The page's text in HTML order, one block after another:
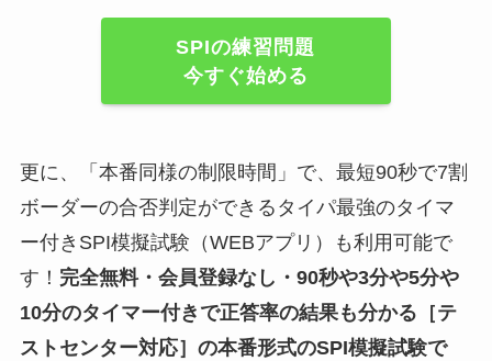
SPIの練習問題
今すぐ始める
更に、「本番同様の制限時間」で、最短90秒で7割
ボーダーの合否判定ができるタイパ最強のタイマ
ー付きSPI模擬試験（WEBアプリ）も利用可能で
す！ 完全無料・会員登録なし・90秒や3分や5分や
10分のタイマー付きで正答率の結果も分かる ［テ
ストセンター対応］ の本番形式のSPI模擬試験で